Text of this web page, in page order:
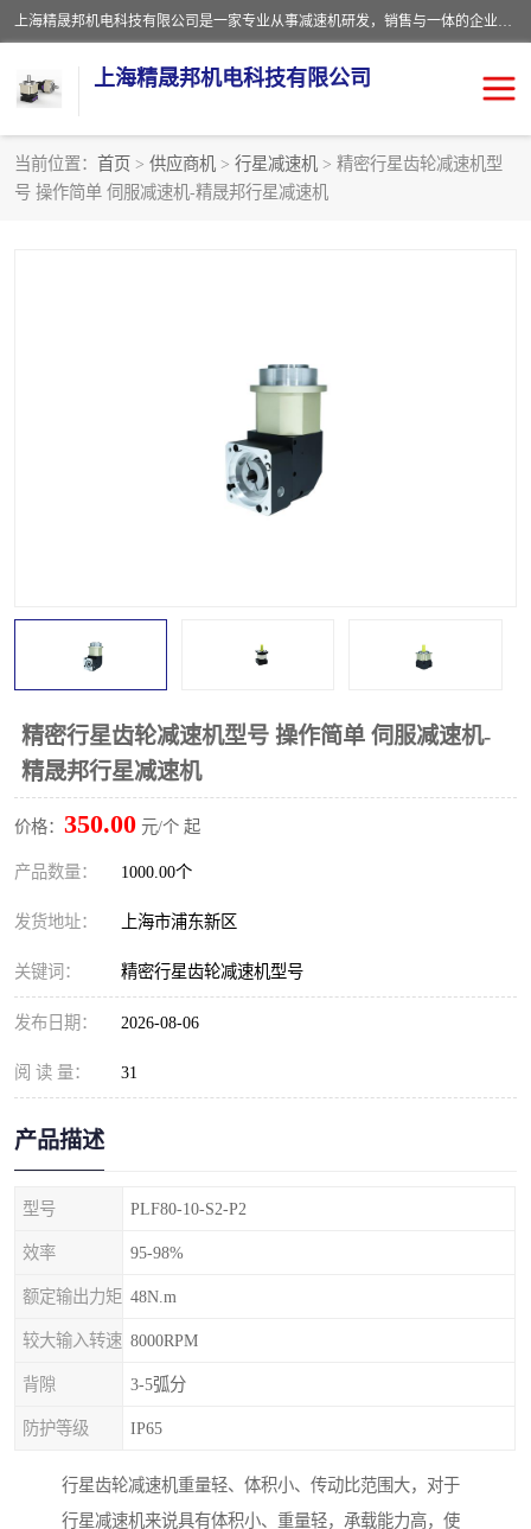
上海精晟邦机电科技有限公司是一家专业从事减速机研发，销售与一体的企业。公司拥有资深技术人员和技术团队服务人才，致力于为广大客户提供专业，细致的产品服务。主营产品有：中型减速电机，微型调速电机，精密行星减速机，蜗轮蜗杆减速机，RFKS四大系列减速机，SKM双曲面齿轮减速机，齿轮减速电机，行星减速机，防爆电机，变频器等系列；产品广泛用于汽车，船舶，能源，环保，包装，物流等领域，欢迎咨询。
上海精晟邦机电科技有限公司
当前位置： 首页 > 供应商机 > 行星减速机 > 精密行星齿轮减速机型
号 操作简单 伺服减速机-精晟邦行星减速机
精密行星齿轮减速机型号 操作简单 伺服减速机-
精晟邦行星减速机
价格： 350.00 元/个 起
产品数量： 1000.00个
发货地址： 上海市浦东新区
关键词： 精密行星齿轮减速机型号
发布日期： 2026-08-06
阅 读 量： 31
产品描述
型号 PLF80-10-S2-P2
效率 95-98%
额定输出力矩 48N.m
较大输入转速 8000RPM
背隙 3-5弧分
防护等级 IP65
行星齿轮减速机重量轻、体积小、传动比范围大，对于
行星减速机来说具有体积小、重量轻，承载能力高，使
减速电机 NMRV蜗轮蜗杆减速机
精晟邦微型齿轮减速电机
晟邦电机
东元电机